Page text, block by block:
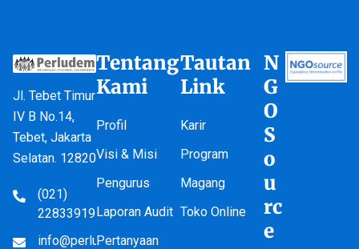
Jl. Tebet Timur
IV B No.14,
Tebet, Jakarta
Selatan. 12820
(021)
22833919
info@perludem.or.id
Tentang
Kami
Profil
Visi & Misi
Pengurus
Laporan Audit
Pertanyaan
Tautan
Link
Karir
Program
Magang
Toko Online
N
G
O
S
o
u
rc
e